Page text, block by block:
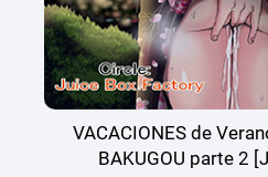
VACACIONES de
BAKUGOU parte 2